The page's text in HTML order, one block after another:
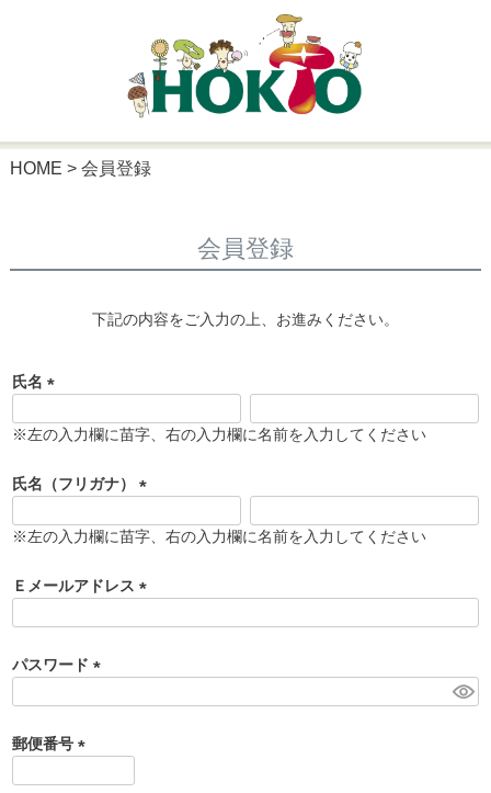
HOME 会員登録
会員登録
下記の内容をご入力の上、お進みください。
氏名
必
※左の入力欄に苗字、右の入力欄に名前を入力してください
氏名（フリガナ）
必
)
※左の入力欄に苗字、右の入力欄に名前を入力してください
Ｅメールアドレス
)
パスワード
)
郵便番号